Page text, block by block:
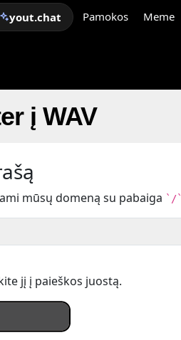
yout.chat Pamokos Meme
į WAV
mūsų domeną su pabaiga `/`
jį į paieškos juostą.